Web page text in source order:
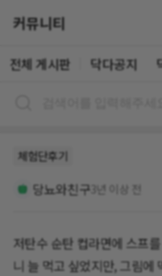
커뮤니티
전체 게시판 닥다공지
체험단후기
당뇨와친구 3년 이상 전
저탄수 순탄 컵라면에 스프
니 늘 먹고 싶었지만, 그림에